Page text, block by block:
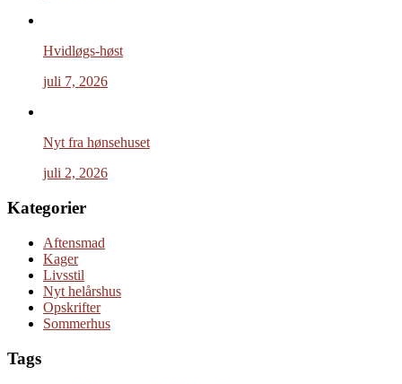
Hvidløgs-høst
juli 7, 2026
Nyt fra hønsehuset
juli 2, 2026
Kategorier
Aftensmad
Kager
Livsstil
Nyt helårshus
Opskrifter
Sommerhus
Tags